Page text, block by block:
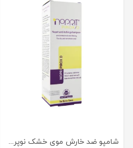
شامپو ضد خارش موی خشک نوپری پیروکس دی نوپریت